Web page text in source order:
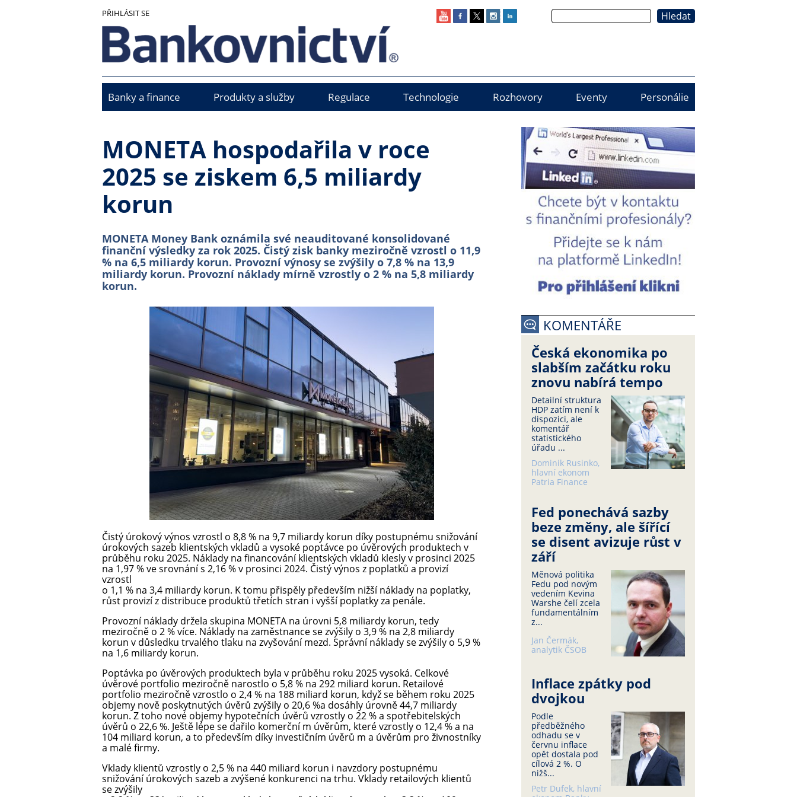
PŘIHLÁSIT SE Hledat
Banky a finance Produkty a služby Regulace Technologie Rozhovory Eventy Personálie
MONETA hospodařila v roce
2025 se ziskem 6,5 miliardy
korun
MONETA Money Bank oznámila své neauditované konsolidované
finanční výsledky za rok 2025. Čistý zisk banky meziročně vzrostl o 11,9
% na 6,5 miliardy korun. Provozní výnosy se zvýšily o 7,8 % na 13,9
miliardy korun. Provozní náklady mírně vzrostly o 2 % na 5,8 miliardy
korun.
Čistý úrokový výnos vzrostl o 8,8 % na 9,7 miliardy korun díky postupnému snižování
úrokových sazeb klientských vkladů a vysoké poptávce po úvěrových produktech v
průběhu roku 2025. Náklady na financování klientských vkladů klesly v prosinci 2025
na 1,97 % ve srovnání s 2,16 % v prosinci 2024. Čistý výnos z poplatků a provizí
vzrostl
o 1,1 % na 3,4 miliardy korun. K tomu přispěly především nižší náklady na poplatky,
růst provizí z distribuce produktů třetích stran i vyšší poplatky za penále.
Provozní náklady držela skupina MONETA na úrovni 5,8 miliardy korun, tedy
meziročně o 2 % více. Náklady na zaměstnance se zvýšily o 3,9 % na 2,8 miliardy
korun v důsledku trvalého tlaku na zvyšování mezd. Správní náklady se zvýšily o 5,9 %
na 1,6 miliardy korun.
Poptávka po úvěrových produktech byla v průběhu roku 2025 vysoká. Celkové
úvěrové portfolio meziročně narostlo o 5,8 % na 292 miliard korun. Retailové
portfolio meziročně vzrostlo o 2,4 % na 188 miliard korun, když se během roku 2025
objemy nově poskytnutých úvěrů zvýšily o 20,6 %a dosáhly úrovně 44,7 miliardy
korun. Z toho nové objemy hypotečních úvěrů vzrostly o 22 % a spotřebitelských
úvěrů o 22,6 %. Ještě lépe se dařilo komerční m úvěrům, které vzrostly o 12,4 % a na
104 miliard korun, a to především díky investičním úvěrů m a úvěrům pro živnostníky
a malé firmy.
Vklady klientů vzrostly o 2,5 % na 440 miliard korun i navzdory postupnému
snižování úrokových sazeb a zvýšené konkurenci na trhu. Vklady retailových klientů
se zvýšily
KOMENTÁŘE
Česká ekonomika po
slabším začátku roku
znovu nabírá tempo
Detailní struktura
HDP zatím není k
dispozici, ale
komentář
statistického
úřadu ...
Dominik Rusinko,
hlavní ekonom
Patria Finance
Fed ponechává sazby
beze změny, ale šířící
se disent avizuje růst v
září
Měnová politika
Fedu pod novým
vedením Kevina
Warshe čelí zcela
fundamentálním
z...
Jan Čermák,
analytik ČSOB
Inflace zpátky pod
dvojkou
Podle
předběžného
odhadu se v
červnu inflace
opět dostala pod
cílová 2 %. O
nižš...
Petr Dufek, hlavní